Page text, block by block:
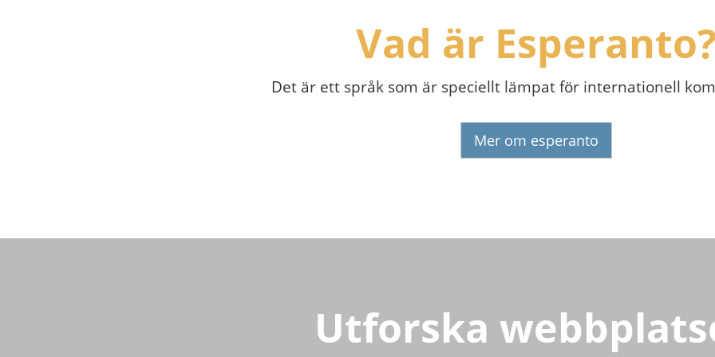
Vad är Esperanto?
Det är ett språk som är speciellt lämpat för internationell
Mer om esperanto
Utforska